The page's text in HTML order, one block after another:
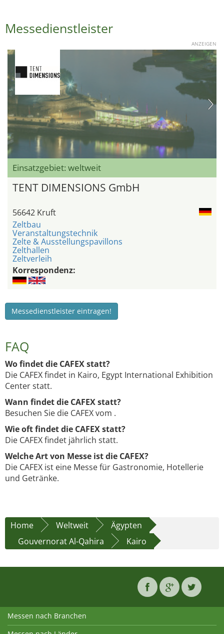
Messedienstleister
ANZEIGEN
Einsatzgebiet: weltweit
TENT DIMENSIONS GmbH
56642 Kruft
Zeltbau
Veranstaltungstechnik
Zelte & Ausstellungspavillons
Zelthallen
Zeltverleih
Korrespondenz:
Messedienstleister eintragen!
FAQ
Wo findet die CAFEX statt?
Die CAFEX findet in Kairo, Egypt International Exhibition
Center statt.
Wann findet die CAFEX statt?
Besuchen Sie die CAFEX vom .
Wie oft findet die CAFEX statt?
Die CAFEX findet jährlich statt.
Welche Art von Messe ist die CAFEX?
Die CAFEX ist eine Messe für Gastronomie, Hotellerie
und Getränke.
Home Weltweit
Ägypten
Gouvernorat Al-Qahira
Kairo
Messen nach Branchen